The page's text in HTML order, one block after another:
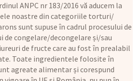
ANPC nr 183/2016 vă aducem la
noastre din categoriile torturi/
sunt supuse în cadrul procesului de
de congelare/decongelare și/sau
de fructe care au fost în prealabil
Toate ingredientele folosite în
agreate alimentar și corespund